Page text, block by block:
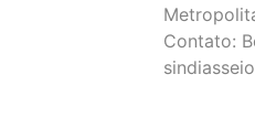
Contato: